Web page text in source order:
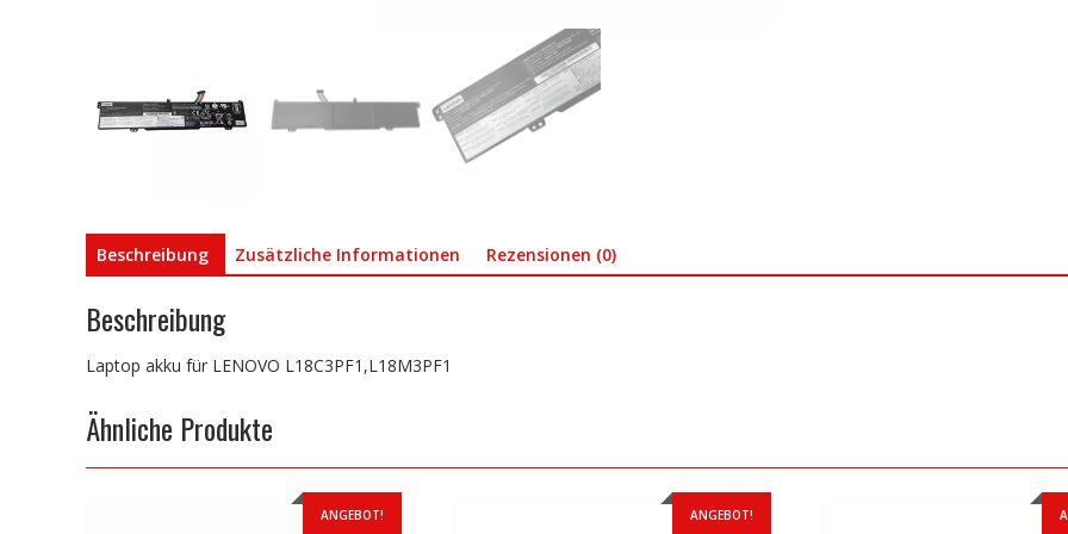
Beschreibung Zusätzliche Informationen Rezensionen (0)
Beschreibung
Laptop akku für LENOVO L18C3PF1,L18M3PF1
Ähnliche Produkte
ANGEBOT! ANGEBOT!